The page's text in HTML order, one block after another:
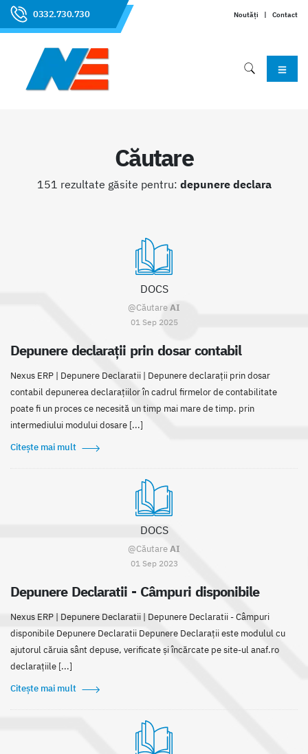
0332.730.730 Noutăți | Contact
Căutare
151 rezultate găsite pentru: depunere declara
DOCS
@CăutareAI
01 Sep 2025
Depunere declarații prin dosar contabil
Nexus ERP | Depunere Declaratii | Depunere declarații prin dosar
contabil depunerea declarațiilor în cadrul firmelor de contabilitate
poate fi un proces ce necesită un timp mai mare de timp. prin
intermediului modului dosare [...]
Citește mai mult
DOCS
@CăutareAI
01 Sep 2023
Depunere Declaratii - Câmpuri disponibile
Nexus ERP | Depunere Declaratii | Depunere Declaratii - Câmpuri
disponibile Depunere Declaratii Depunere Declarații este modulul cu
ajutorul căruia sânt depuse, verificate și încărcate pe site-ul anaf.ro
declarațiile [...]
Citește mai mult